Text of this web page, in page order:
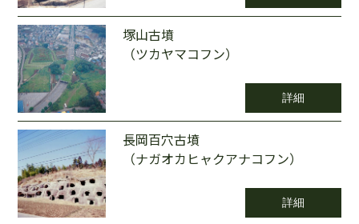
塚山古墳
（ツカヤマコフン）
詳細
長岡百穴古墳
（ナガオカヒャクアナコフン）
詳細